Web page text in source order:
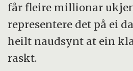
får fleire millionar
representere det på ei
heilt naudsynt at ein
raskt.